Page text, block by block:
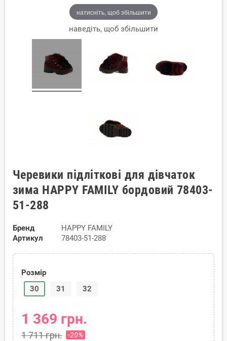
натисніть, щоб збільшити
наведіть, щоб збільшити
Черевики підліткові для дівчаток
зима HAPPY FAMILY бордовий 78403-
51-288
Бренд
HAPPY FAMILY
Артикул
78403-51-288
Розмір
30
31 32
1 369 грн.
1 711 грн. -20%